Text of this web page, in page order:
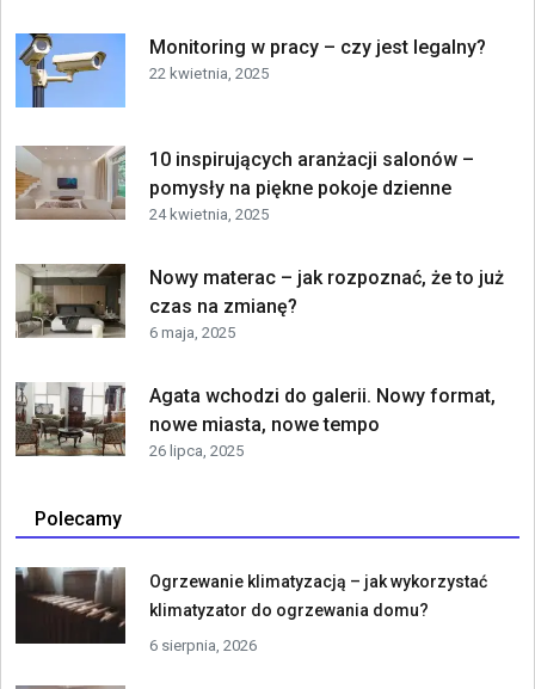
Monitoring w pracy – czy jest legalny?
22 kwietnia, 2025
10 inspirujących aranżacji salonów –
pomysły na piękne pokoje dzienne
24 kwietnia, 2025
Nowy materac – jak rozpoznać, że to już
czas na zmianę?
6 maja, 2025
Agata wchodzi do galerii. Nowy format,
nowe miasta, nowe tempo
26 lipca, 2025
Polecamy
Ogrzewanie klimatyzacją – jak wykorzystać
klimatyzator do ogrzewania domu?
6 sierpnia, 2026